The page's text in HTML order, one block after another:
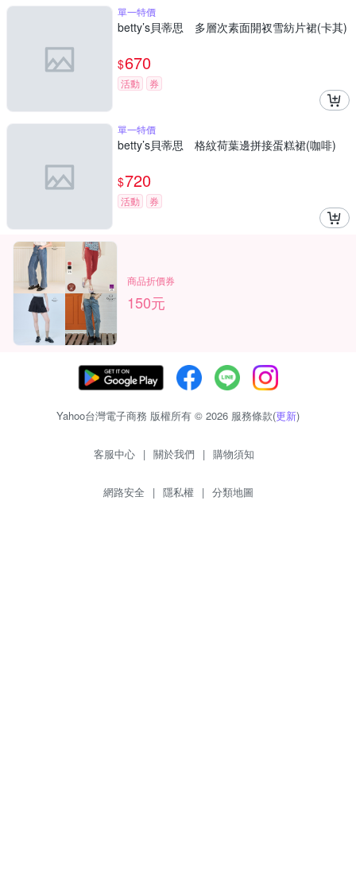
單一特價
betty’s貝蒂思 多層次素面開衩雪紡片裙(卡其)
$670
活動 券
單一特價
betty’s貝蒂思 格紋荷葉邊拼接蛋糕裙(咖啡)
$720
活動 券
商品折價券
150元
Yahoo台灣電子商務 版權所有 © 2026 服務條款(更新)
客服中心 | 關於我們 | 購物須知
網路安全 | 隱私權 | 分類地圖